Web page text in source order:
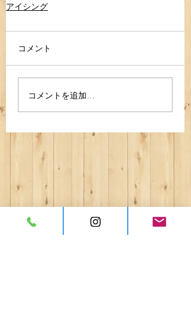
アイシング
コメント
コメントを追加…